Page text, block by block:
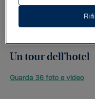
Un tour dell’hotel
Guarda 36 foto e video